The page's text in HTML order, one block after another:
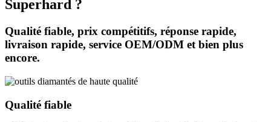
Superhard ?
Qualité fiable, prix compétitifs, réponse rapide,
livraison rapide, service OEM/ODM et bien plus
encore.
Qualité fiable